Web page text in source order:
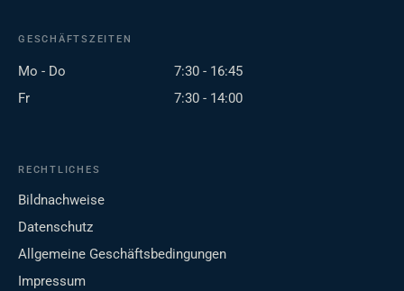
GESCHÄFTSZEITEN
Mo - Do
7:30 - 16:45
Fr
7:30 - 14:00
RECHTLICHES
Bildnachweise
Datenschutz
Allgemeine Geschäftsbedingungen
Impressum